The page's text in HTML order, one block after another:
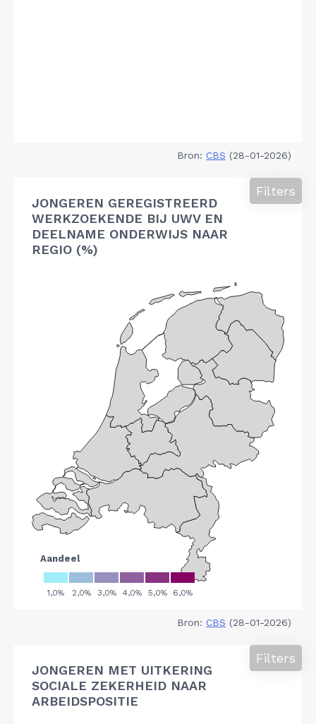
Bron: CBS (28-01-2026)
JONGEREN GEREGISTREERD
WERKZOEKENDE BIJ UWV EN
DEELNAME ONDERWIJS NAAR
REGIO (%)
Filters
Bron: CBS (28-01-2026)
JONGEREN MET UITKERING
SOCIALE ZEKERHEID NAAR
ARBEIDSPOSITIE
Filters